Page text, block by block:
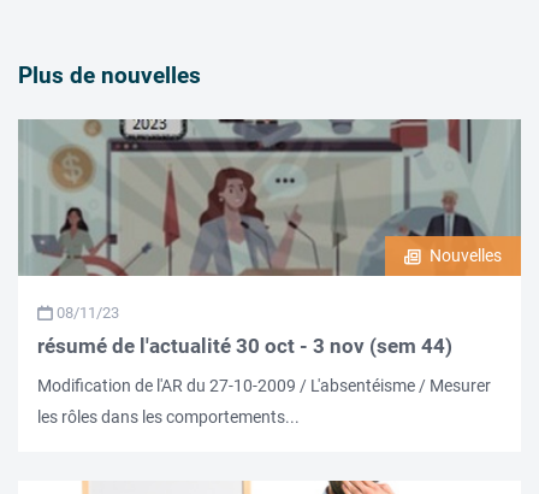
Plus de nouvelles
Nouvelles
08/11/23
résumé de l'actualité 30 oct - 3 nov (sem 44)
Modification de l'AR du 27-10-2009 / L'absentéisme / Mesurer
les rôles dans les comportements...